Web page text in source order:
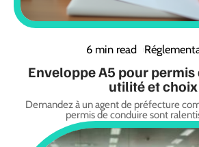
6 min read
Enveloppe A5 pour permis
utilité et choix
Demandez à un agent de préfecture
permis de conduire sont